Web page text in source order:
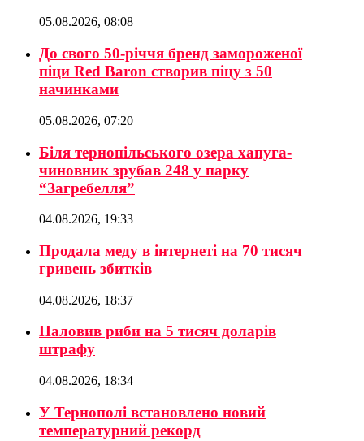
05.08.2026, 08:08
До свого 50-річчя бренд замороженої
піци Red Baron створив піцу з 50
начинками
05.08.2026, 07:20
Біля тернопільського озера хапуга-
чиновник зрубав 248 у парку
“Загребелля”
04.08.2026, 19:33
Продала меду в інтернеті на 70 тисяч
гривень збитків
04.08.2026, 18:37
Наловив риби на 5 тисяч доларів
штрафу
04.08.2026, 18:34
У Тернополі встановлено новий
температурний рекорд